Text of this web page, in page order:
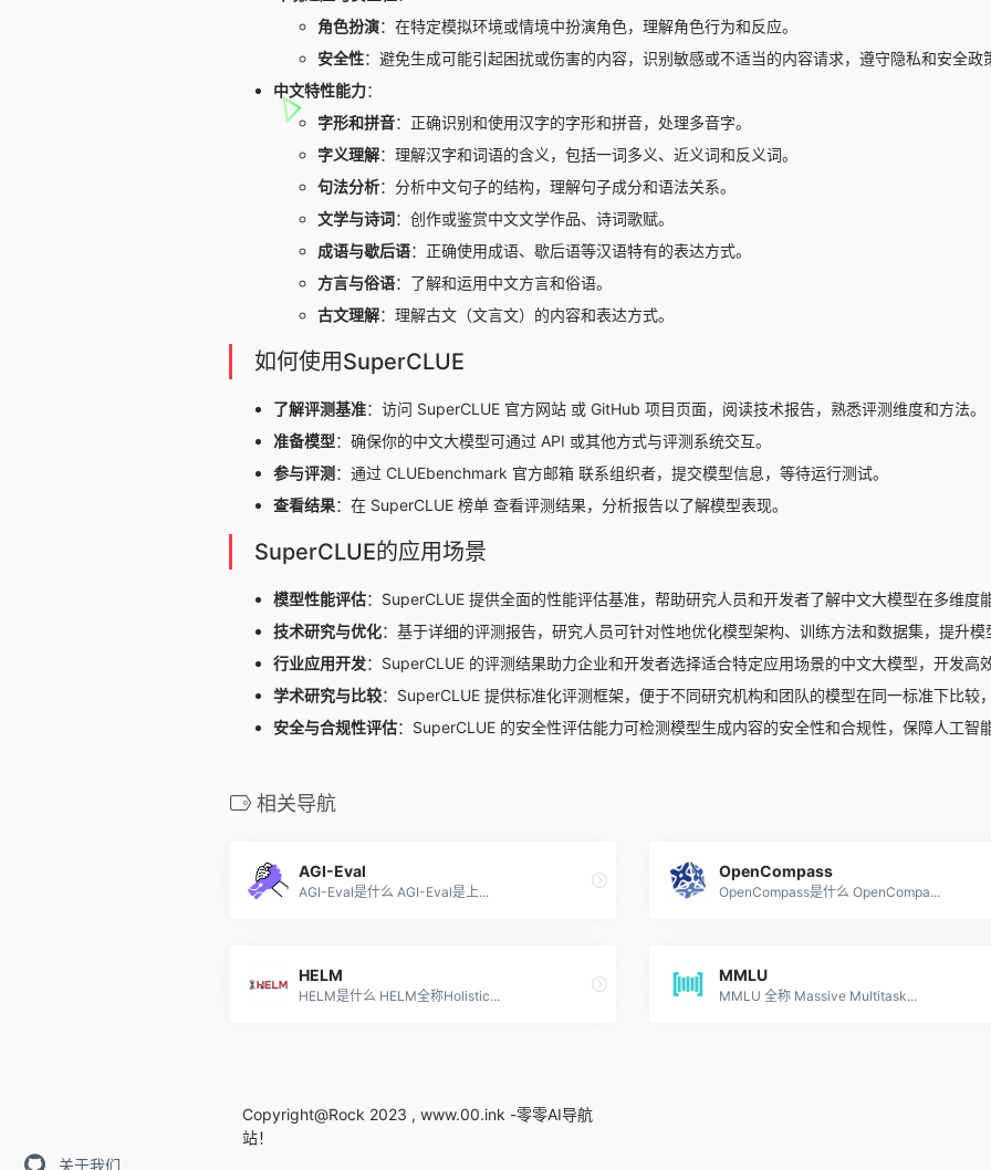
关于我们
角色扮演：在特定模拟环境或情境中扮演角色，理解角色行为和反应。
安全性：避免生成可能引起困扰或伤害的内容，识别敏感或不适当的内容请求，遵守隐私和安全政
中文特性能力：
字形和拼音：正确识别和使用汉字的字形和拼音，处理多音字。
字义理解：理解汉字和词语的含义，包括一词多义、近义词和反义词。
句法分析：分析中文句子的结构，理解句子成分和语法关系。
文学与诗词：创作或鉴赏中文文学作品、诗词歌赋。
成语与歇后语：正确使用成语、歇后语等汉语特有的表达方式。
方言与俗语：了解和运用中文方言和俗语。
古文理解：理解古文（文言文）的内容和表达方式。
如何使用SuperCLUE
了解评测基准：访问 SuperCLUE 官方网站 或 GitHub 项目页面，阅读技术报告，熟悉评测维度和方法。
准备模型：确保你的中文大模型可通过 API 或其他方式与评测系统交互。
参与评测 ：通过 CLUEbenchmark 官方邮箱 联系组织者，提交模型信息，等待运行测试。
查看结果：在 SuperCLUE 榜单 查看评测结果，分析报告以了解模型表现。
SuperCLUE的应用场景
模型性能评估：SuperCLUE 提供全面的性能评估基准，帮助研究人员和开发者了解中文大模型在多维度
技术研究与优化：基于详细的评测报告，研究人员可针对性地优化模型架构、训练方法和数据集，提升模
行业应用开发：SuperCLUE 的评测结果助力企业和开发者选择适合特定应用场景的中文大模型，开发高
学术研究与比较：SuperCLUE 提供标准化评测框架，便于不同研究机构和团队的模型在同一标准下比较
安全与合规性评估：SuperCLUE 的安全性评估能力可检测模型生成内容的安全性和合规性，保障人工智
相关导航
AGI-Eval
AGI-Eval是什么 AGI-Eval是上...
OpenCompass
OpenCompass是什么 OpenCompa...
HELM
HELM是什么 HELM全称Holistic...
MMLU
MMLU 全称 Massive Multitask...
Copyright@Rock 2023 , www.00.ink -零零AI导航
站！